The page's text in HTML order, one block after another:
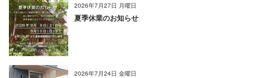
2026年7月27日 月曜日
夏季休業のお知らせ
2026年7月24日 金曜日